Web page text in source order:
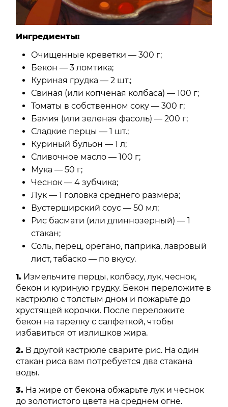
Ингредиенты:
Очищенные креветки — 300 г;
Бекон — 3 ломтика;
Куриная грудка — 2 шт.;
Свиная (или копченая колбаса) — 100 г;
Томаты в собственном соку — 300 г;
Бамия (или зеленая фасоль) — 200 г;
Сладкие перцы — 1 шт.;
Куриный бульон — 1 л;
Сливочное масло — 100 г;
Мука — 50 г;
Чеснок — 4 зубчика;
Лук — 1 головка среднего размера;
Вустерширский соус — 50 мл;
Рис басмати (или длиннозерный) — 1
стакан;
Соль, перец, орегано, паприка, лавровый
лист, табаско — по вкусу.
1. Измельчите перцы, колбасу, лук, чеснок,
бекон и куриную грудку. Бекон переложите в
кастрюлю с толстым дном и пожарьте до
хрустящей корочки. После переложите
бекон на тарелку с салфеткой, чтобы
избавиться от излишков жира.
2. В другой кастрюле сварите рис. На один
стакан риса вам потребуется два стакана
воды.
3. На жире от бекона обжарьте лук и чеснок
до золотистого цвета на среднем огне.